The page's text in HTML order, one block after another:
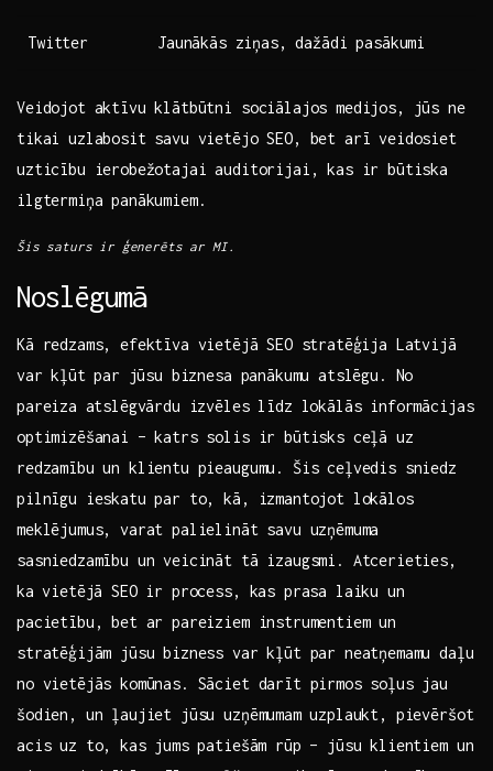
Twitter Jaunākās ziņas, dažādi pasākumi
Veidojot ​aktīvu klātbūtni sociālajos medijos, jūs ⁢ne
tikai uzlabosit savu vietējo SEO, bet arī veidosiet
uzticību ierobežotajai auditorijai, kas ir būtiska
ilgtermiņa panākumiem.
Šis‍ saturs ir‌ ģenerēts ar MI.
Noslēgumā
Kā redzams, efektīva​ vietējā⁢ SEO stratēģija Latvijā
var ⁣kļūt‍ par⁢ jūsu biznesa panākumu atslēgu. No
pareiza ⁤atslēgvārdu izvēles līdz lokālās informācijas
optimizēšanai – ‌katrs solis ir būtisks ceļā ⁤uz
redzamību un klientu pieaugumu. Šis ‍ceļvedis sniedz
pilnīgu ieskatu‌ par to, kā, izmantojot lokālos
meklējumus, varat palielināt savu uzņēmuma
sasniedzamību un‍ veicināt tā izaugsmi. Atcerieties,
ka⁤ vietējā SEO ir process, kas prasa laiku un‌
pacietību, bet ar pareiziem instrumentiem⁢ un
stratēģijām jūsu bizness‌ var kļūt par neatņemamu ⁢daļu
no vietējās komūnas. Sāciet darīt pirmos soļus jau
šodien, un ļaujiet jūsu uzņēmumam⁢ uzplaukt, pievēršot
acis uz to, ⁢kas jums patiešām rūp – jūsu klientiem un